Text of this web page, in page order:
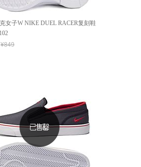
女子W NIKE DUEL RACER复刻鞋
¥849